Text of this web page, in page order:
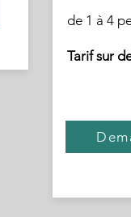
de 1 à 4
Tarif sur